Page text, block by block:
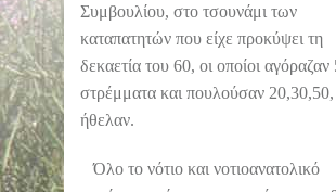
Συμβουλίου, στο τσουνάμι των
καταπατητών που είχε προκύψει τη
δεκαετία του 60, οι οποίοι αγόραζαν
στρέμματα και πουλούσαν
ήθελαν.
Όλο το νότιο και νοτιοανατολικό